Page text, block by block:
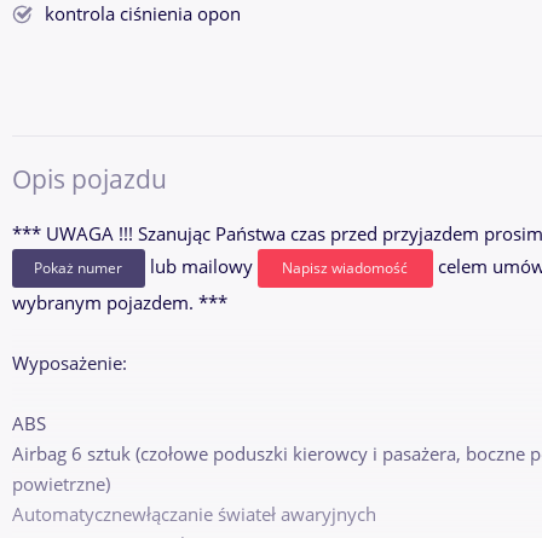
kontrola ciśnienia opon
Opis pojazdu
*** UWAGA !!! Szanując Państwa czas przed przyjazdem
Pokaż numer lub mailowy Napisz wiadomość
celem
wybranym pojazdem. ***
Wyposażenie:
ABS
Airbag 6 sztuk (czołowe poduszki kierowcy i pasażera, boczne
powietrzne)
Automatycznewłączanie świateł awaryjnych